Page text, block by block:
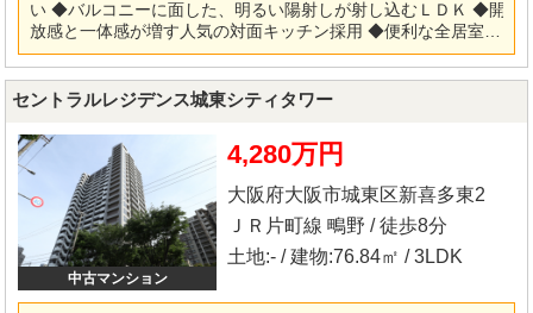
い ◆バルコニーに面した、明るい陽射しが射し込むＬＤＫ ◆開
放感と一体感が増す人気の対面キッチン採用 ◆便利な全居室収
納スペース付 ◆総戸数287戸・管理体制も良好です 【リフォー
ム内容】 ◎システムキッチン・ユニットバス・洗面化粧台・ト
イレ新調 ◎フローリング・クロス・クッションフロア張替 ◎建
告している物件も同時に紹介・案内可能です。 併せて内覧を希
望される際は、物件名を担当者までお申し付け下さい。
セントラルレジデンス城東シティタワー
中古マンション
4,280万円
大阪府大阪市城東区新喜多東2
ＪＲ片町線 鴫野 / 徒歩8分
土地:- / 建物:76.84㎡ / 3LDK